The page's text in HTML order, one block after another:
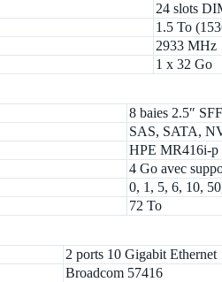
24 slots
1.5 To
2933 MHz
1 x 32 Go
8 baies 2.5″
SAS, SATA,
HPE MR416i-p
4 Go avec
0, 1, 5, 6, 10,
72 To
2 ports 10 Gigabit Ethernet
Broadcom 57416